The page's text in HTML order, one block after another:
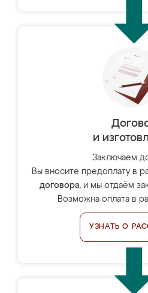
и
Заключаем
Вы вносите предоплату в
договора, и мы отдаём
Возможна оплата в
УЗНАТЬ О